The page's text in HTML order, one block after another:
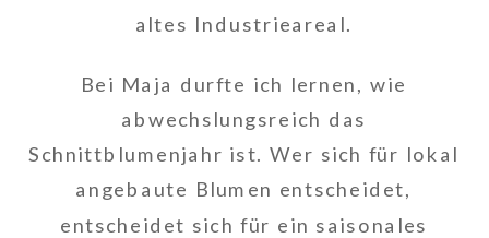
altes Industrieareal.
Bei Maja durfte ich lernen, wie
abwechslungsreich das
Schnittblumenjahr ist. Wer sich für lokal
angebaute Blumen entscheidet,
entscheidet sich für ein saisonales